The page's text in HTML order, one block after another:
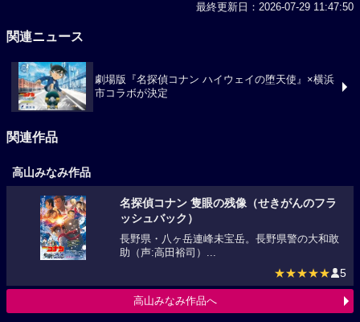
最終更新日：2026-07-29 11:47:50
関連ニュース
劇場版『名探偵コナン ハイウェイの堕天使』×横浜
市コラボが決定
関連作品
高山みなみ作品
名探偵コナン 隻眼の残像（せきがんのフラ
ッシュバック）
長野県・八ヶ岳連峰未宝岳。長野県警の大和敢
助（声:高田裕司）...
★★★★★ 5
高山みなみ作品へ